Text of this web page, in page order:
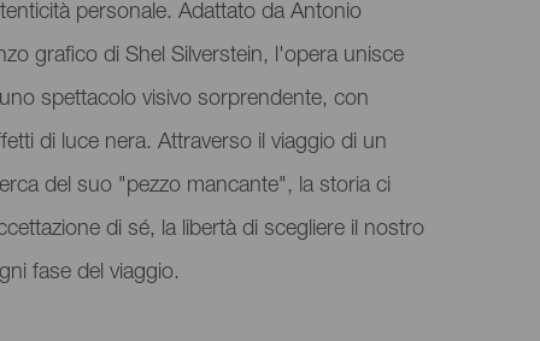
personale. Adattato da Antonio
grafico di Shel Silverstein, l'opera unisce
spettacolo visivo sorprendente, con
di luce nera. Attraverso il viaggio di un
del suo "pezzo mancante", la storia ci
di sé, la libertà di scegliere il nostro
fase del viaggio.